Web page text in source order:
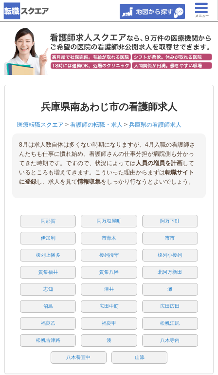
メニュー
兵庫県南あわじ市の看護師求人
医療転職スクエア > 看護師の転職・求人 > 兵庫県の看護師求人
8月は求人数自体は多くない時期になりますが、4月入職の看護師さ
んたちも仕事に慣れ始め、看護師さんの仕事分担が病院側も分かっ
てきた時期です。ですので、状況によっては人員の増員を計画して
いるところも増えてきます。こういった理由からまずは転職サイト
に登録し、求人を見て情報収集をしっかり行なうとよいでしょう。
阿那賀 阿万塩屋町 阿万下町
伊加利 市青木 市市
榎列上幡多 榎列掃守 榎列小榎列
賀集福井 賀集八幡 北阿万新田
志知 津井 灘
沼島 広田中筋 広田広田
福良乙 福良甲 松帆江尻
松帆古津路 湊 八木寺内
八木養宜中 山添